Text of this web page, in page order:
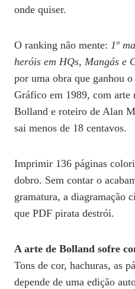
onde quiser.
O ranking não mente: 1º
heróis em HQs, Mangás e
por uma obra que ganhou
Gráfico em 1989, com arte
Bolland e roteiro de Alan
sai menos de 18 centavos.
Imprimir 136 páginas
dobro. Sem contar o
gramatura, a diagramação
que PDF pirata destrói.
A arte de Bolland sofre
Tons de cor, hachuras, as
depende de uma edição